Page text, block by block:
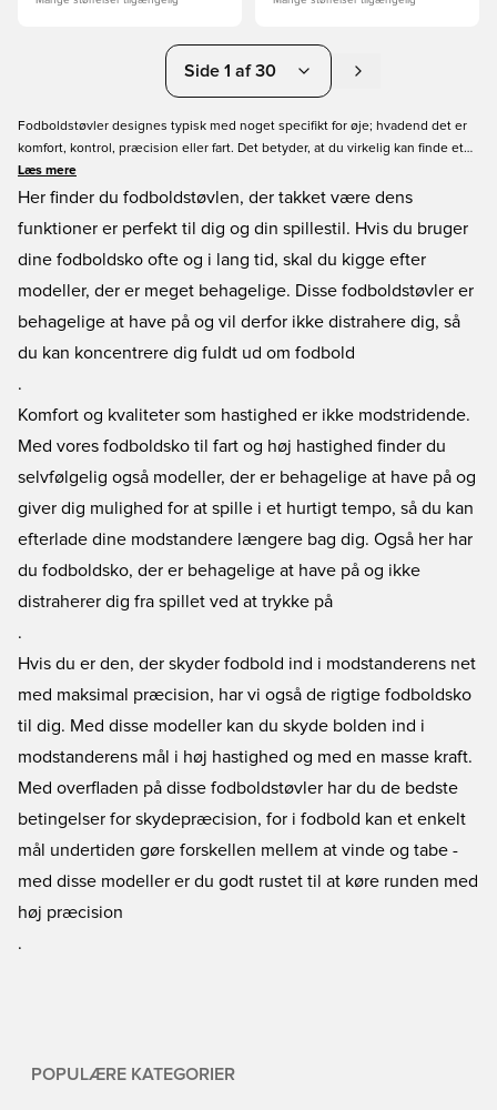
Side 1 af 30
Fodboldstøvler designes typisk med noget specifikt for øje; hvadend det er
komfort, kontrol, præcision eller fart. Det betyder, at du virkelig kan finde et
par fodboldstøvler, der passer perfekt til dine behov og præferencer. Her hos
Unisport har vi gjort det endnu lettere for dig at finde de rette støvler. Vi har
stemmer overens med det, du søger i en fodboldstøvle, og så får du vist det
udvalg, der tilsvarer.
Læs mere
Her finder du fodboldstøvlen, der takket være dens
funktioner er perfekt til dig og din spillestil. Hvis du bruger
dine fodboldsko ofte og i lang tid, skal du kigge efter
modeller, der er meget behagelige. Disse fodboldstøvler er
behagelige at have på og vil derfor ikke distrahere dig, så
du kan koncentrere dig fuldt ud om fodbold
.
Komfort og kvaliteter som hastighed er ikke modstridende.
Med vores fodboldsko til fart og høj hastighed finder du
selvfølgelig også modeller, der er behagelige at have på og
giver dig mulighed for at spille i et hurtigt tempo, så du kan
efterlade dine modstandere længere bag dig. Også her har
du fodboldsko, der er behagelige at have på og ikke
distraherer dig fra spillet ved at trykke på
.
Hvis du er den, der skyder fodbold ind i modstanderens net
med maksimal præcision, har vi også de rigtige fodboldsko
til dig. Med disse modeller kan du skyde bolden ind i
modstanderens mål i høj hastighed og med en masse kraft.
Med overfladen på disse fodboldstøvler har du de bedste
betingelser for skydepræcision, for i fodbold kan et enkelt
mål undertiden gøre forskellen mellem at vinde og tabe -
med disse modeller er du godt rustet til at køre runden med
høj præcision
.
POPULÆRE KATEGORIER